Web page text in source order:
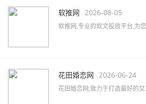
新的服装行业资讯,服装搭配及服
软推网 2026-08-05
软推网,专业的软文投放平台,为
资源,助力企业快速提升品牌知名
花田婚恋网 2026-06-24
花田婚恋网,致力于打造最好的